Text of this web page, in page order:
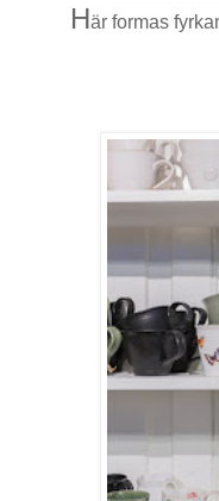
Här formas